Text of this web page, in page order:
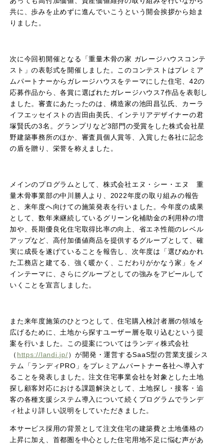
共に、歩みを止めずに進んでいこうという開会挨拶から始ま
りました。
次に今回初開催となる「重量木骨の家 ガレージハウスコンテ
スト」の表彰式を開催しました。このコンテストはプレミア
ムパートナーからガレージハウスをテーマにした住宅、 42の
応募作品から、各賞に選ばれたガレージハウス7作品を表彰し
ました。審査にあたったのは、構造家の池田昌弘氏、カーラ
イフエッセイストの吉田由美氏、インテリアデザイナーの君
塚賢氏の3名。グランプリなど3部門の受賞をした株式会社星
野建築事務所のほか、審査員個人賞等、入賞した各社に記念
の盾を贈り、栄誉を称えました。
メインのプログラムとして、株式会社エヌ・シー・エヌ 重
量木骨事業部の中川勝人より、 2022年度の取り組みの報告
と、来年度へ向けての施策発表を行いました。今年度の成果
として、数年来継続しているグリーン化補助金の利用枠の増
加や、長期優良化住宅取得比率の向上、省エネ性能のレベル
アップなど、高付加価値商品を提供するグループとして、確
実に成長を遂げていることを報告し、次年度は「選びぬかれ
た工務店と建てる、強く暖かく、こだわりがかなう家」をメ
インテーマに、さらにグループとしての強みをアピールして
いくことを宣言しました。
また来年度施策のひとつとして、住宅購入検討者層の領域を
広げるために、土地から探すユーザー層を取り込むという提
案を行いました。この提案についてはランディ株式会社
（ https://landi.jp/）が開発・運営するSaaS型の営業支援シス
テム「ランディ PRO 」をプレミアムパートナー各社へ導入す
ることを発表しました。注文住宅事業会社を対象とした土地
探し顧客対応における課題解決として、土地探し・接客・追
客の各種支援システム導入について続くプログラムでランデ
ィ社より詳しい説明をしていただきました。
本サービス採用の背景として注文住宅の建築費と土地価格の
上昇に加え、首都圏を中心とした住宅用地不足に悩む声があ